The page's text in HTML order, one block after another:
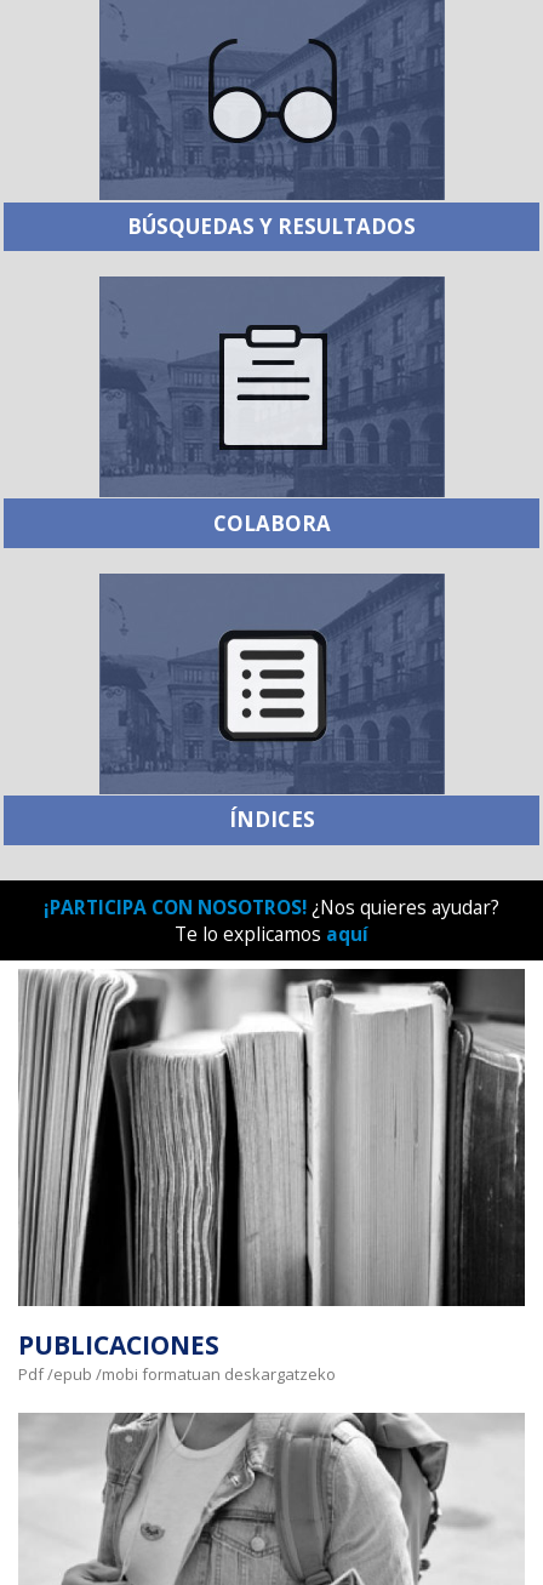
BÚSQUEDAS Y RESULTADOS
COLABORA
ÍNDICES
¡PARTICIPA CON NOSOTROS!¿Nos quieres ayudar?
Te lo explicamos aquí
PUBLICACIONES
Pdf /epub /mobi formatuan deskargatzeko